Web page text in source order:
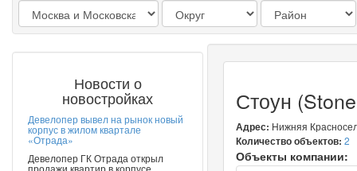
Новости о
новостройках
Девелопер вывел на рынок новый
корпус в жилом квартале
«Отрада»
Девелопер ГК Отрада открыл
продажи квартир в корпусе
Стоун
Адрес: Нижняя
Количество объектов: 2
Объекты компании: